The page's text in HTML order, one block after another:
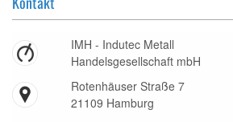
IMH - Indutec Metall
Handelsgesellschaft mbH
Rotenhäuser Straße 7
21109 Hamburg